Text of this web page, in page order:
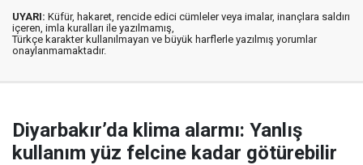
UYARI: Küfür, hakaret, rencide edici cümleler veya imalar, inançlara saldırı
içeren, imla kuralları ile yazılmamış,
Türkçe karakter kullanılmayan ve büyük harflerle yazılmış yorumlar
onaylanmamaktadır.
Diyarbakır’da klima alarmı: Yanlış
kullanım yüz felcine kadar götürebilir